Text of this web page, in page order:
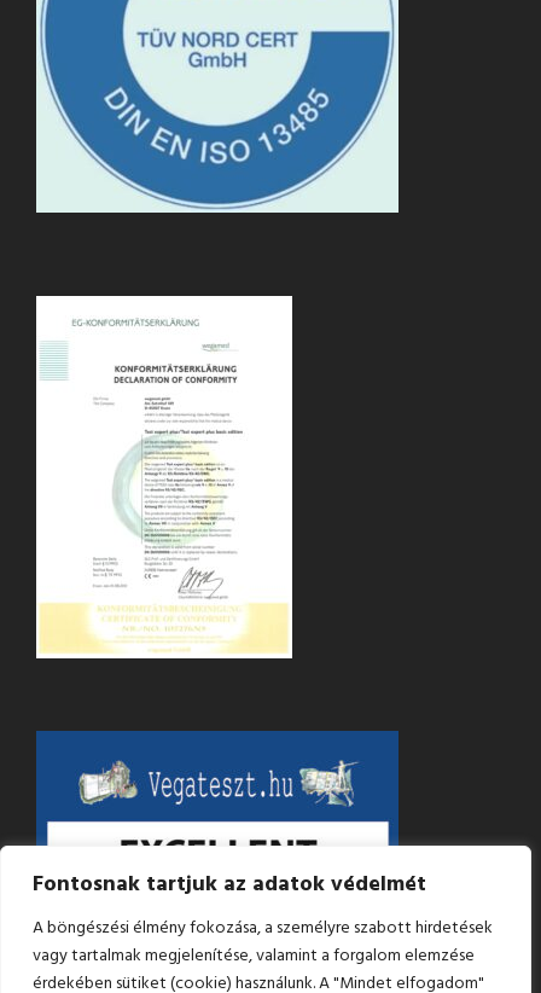
Fontosnak tartjuk az adatok védelmét
A böngészési élmény fokozása, a személyre szabott hirdetések
vagy tartalmak megjelenítése, valamint a forgalom elemzése
érdekében sütiket (cookie) használunk. A "Mindet elfogadom"